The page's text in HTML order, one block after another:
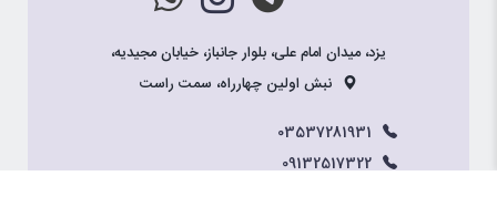
یزد، میدان امام علی، بلوار جانباز، خیابان مجیدیه،
نبش اولین چهارراه، سمت راست
03537281931
09132517322